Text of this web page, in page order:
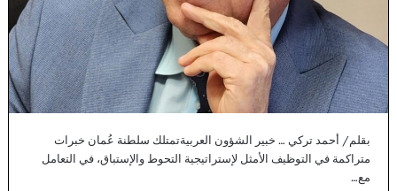
بقلم/ أحمد تركي … خبير الشؤون العربيةتمتلك سلطنة عُمان خبرات
متراكمة في التوظيف الأمثل لإستراتيجية التحوط والإستباق، في التعامل
مع…